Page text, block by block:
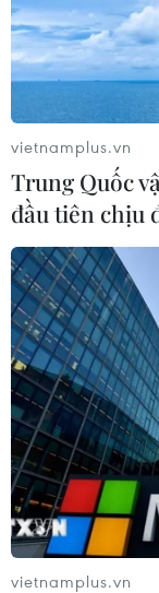
vietnamplus.vn
Trung Quốc
đầu tiên chịu
vietnamplus.vn